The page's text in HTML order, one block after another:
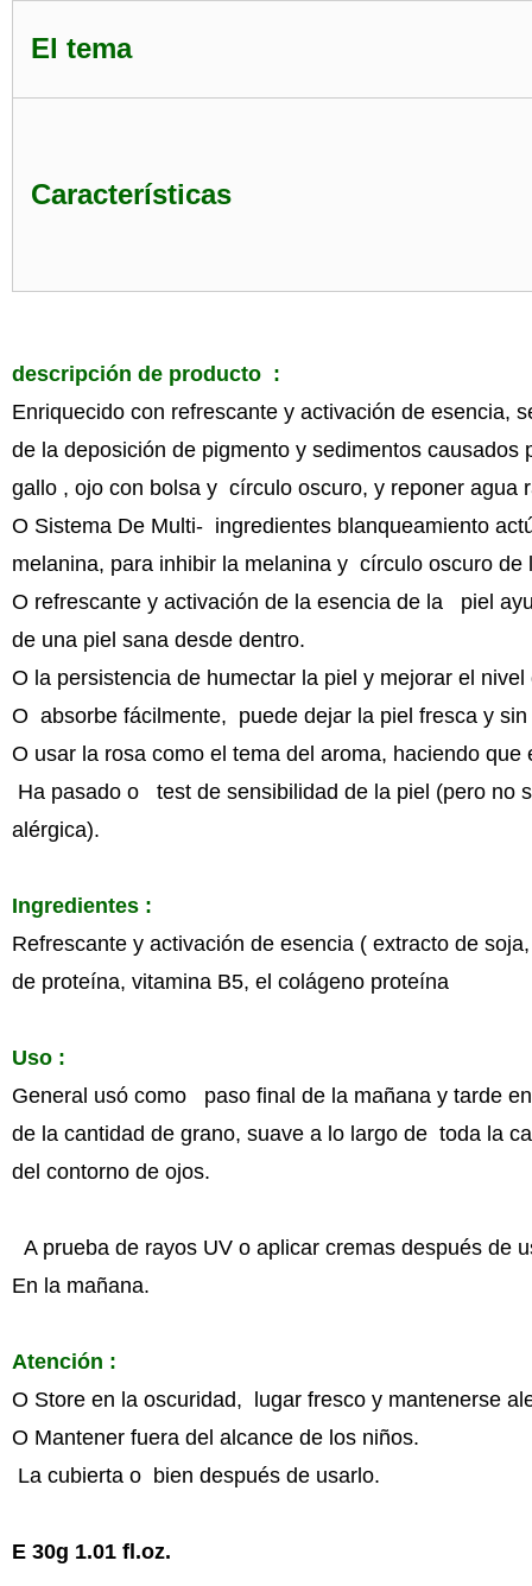
El tema
Características
descripción de producto :
Enriquecido con refrescante y activación de esencia,
de la deposición de pigmento y sedimentos
gallo , ojo con bolsa y círculo oscuro, y reponer
O Sistema De Multi- ingredientes blanqueamiento
melanina, para inhibir la melanina y círculo oscuro de
O refrescante y activación de la esencia de la piel
de una piel sana desde dentro.
O la persistencia de humectar la piel y mejorar el
O absorbe fácilmente, puede dejar la piel fresca y
O usar la rosa como el tema del aroma, haciendo
Ha pasado o test de sensibilidad de la piel (pero no
alérgica).
Ingredientes :
Refrescante y activación de esencia ( extracto de
de proteína, vitamina B5, el colágeno proteína
Uso :
General usó como paso final de la mañana y tarde
de la cantidad de grano, suave a lo largo de toda la
del contorno de ojos.
A prueba de rayos UV o aplicar cremas después de
En la mañana.
Atención :
O Store en la oscuridad, lugar fresco y mantenerse
O Mantener fuera del alcance de los niños.
La cubierta o bien después de usarlo.
E 30g 1.01 fl.oz.